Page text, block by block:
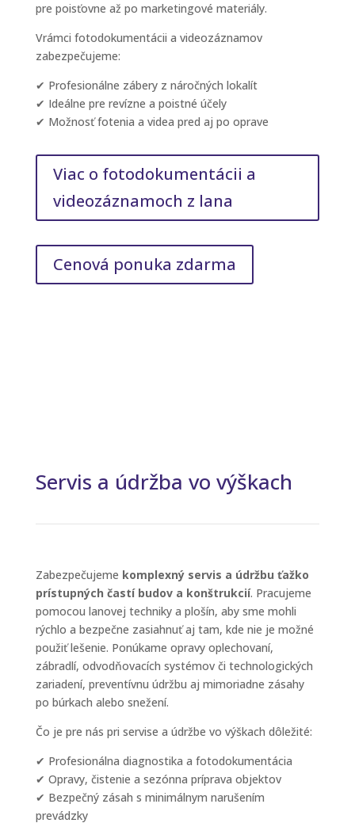
pre poisťovne až po marketingové materiály.
Vrámci fotodokumentácii a videozáznamov
zabezpečujeme:
✔ Profesionálne zábery z náročných lokalít
✔ Ideálne pre revízne a poistné účely
✔ Možnosť fotenia a videa pred aj po oprave
Viac o fotodokumentácii a
videozáznamoch z lana
Cenová ponuka zdarma
Servis a údržba vo výškach
Zabezpečujeme komplexný servis a údržbu ťažko
prístupných častí budov a konštrukcií. Pracujeme
pomocou lanovej techniky a plošín, aby sme mohli
rýchlo a bezpečne zasiahnuť aj tam, kde nie je možné
použiť lešenie. Ponúkame opravy oplechovaní,
zábradlí, odvodňovacích systémov či technologických
zariadení, preventívnu údržbu aj mimoriadne zásahy
po búrkach alebo snežení.
Čo je pre nás pri servise a údržbe vo výškach dôležité:
✔ Profesionálna diagnostika a fotodokumentácia
✔ Opravy, čistenie a sezónna príprava objektov
✔ Bezpečný zásah s minimálnym narušením
prevádzky